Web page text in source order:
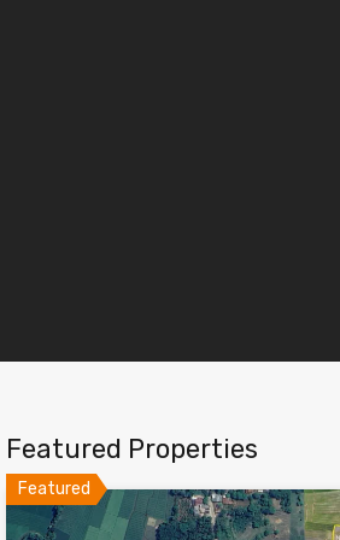
Featured Properties
Featured